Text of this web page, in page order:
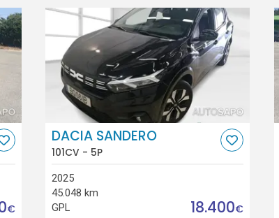
€
DACIA SANDERO
101CV - 5P
2025
45.048 km
GPL
18.400€